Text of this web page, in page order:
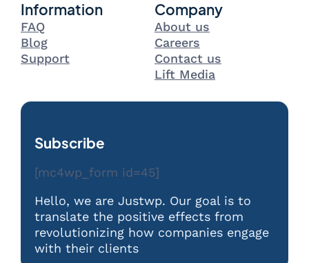
Information
FAQ
Blog
Support
Company
About us
Careers
Contact us
Lift Media
Subscribe
[mc4wp_form id=45]
Hello, we are Justwp. Our goal is to
translate the positive effects from
revolutionizing how companies engage
with their clients